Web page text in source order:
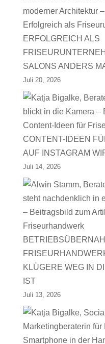
ERFOLGREICH ALS
SALONS ANDERS
Juli 20, 2026
CONTENT-IDEEN
AUF INSTAGRAM
Juli 14, 2026
KLÜGERE WEG IN
IST
Juli 13, 2026